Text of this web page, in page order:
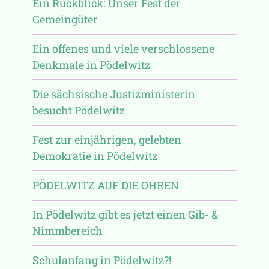
Ein Rückblick: Unser Fest der
Gemeingüter
Ein offenes und viele verschlossene
Denkmale in Pödelwitz
Die sächsische Justizministerin
besucht Pödelwitz
Fest zur einjährigen, gelebten
Demokratie in Pödelwitz
PÖDELWITZ AUF DIE OHREN
In Pödelwitz gibt es jetzt einen Gib- &
Nimmbereich
Schulanfang in Pödelwitz?!